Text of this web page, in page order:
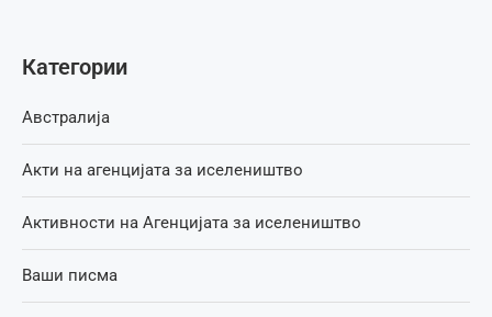
Категории
Австралија
Акти на агенцијата за иселеништво
Активности на Агенцијата за иселеништво
Ваши писма